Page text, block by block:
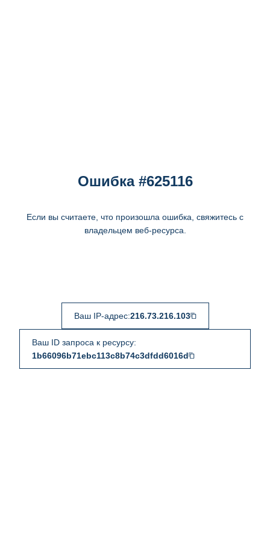
Ошибка #625116
Если вы считаете, что произошла ошибка, свяжитесь с
владельцем веб-ресурса.
Ваш IP-адрес:216.73.216.103
Ваш ID запроса к ресурсу:
1b66096b71ebc113c8b74c3dfdd6016d